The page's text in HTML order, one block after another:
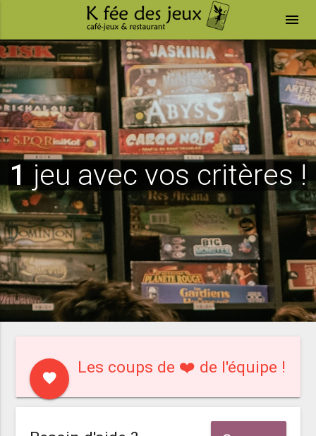
menu
1 jeu avec vos critères !
favorite
Les coups de ❤️ de l'équipe !